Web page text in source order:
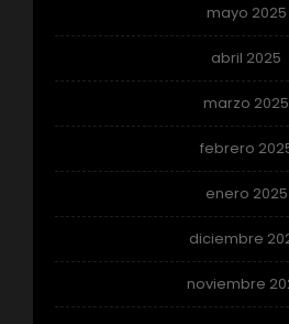
mayo 2025
abril 2025
marzo 2025
febrero
enero 2025
diciembre
noviembre